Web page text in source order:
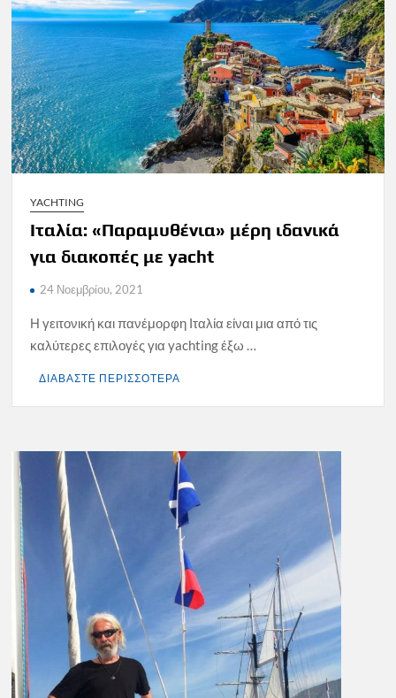
YACHTING
Ιταλία: «Παραμυθένια» μέρη ιδανικά
για διακοπές με yacht
24 Νοεμβρίου, 2021
Η γειτονική και πανέμορφη Ιταλία είναι μια από τις
καλύτερες επιλογές για yachting έξω …
ΔΙΑΒΑΣΤΕ ΠΕΡΙΣΣΟΤΕΡΑ